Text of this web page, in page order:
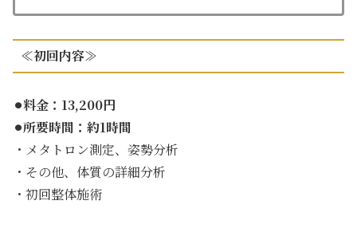
≪初回内容≫
⚫︎料金：13,200円
⚫︎所要時間：約1時間
・メタトロン測定、姿勢分析
・その他、体質の詳細分析
・初回整体施術